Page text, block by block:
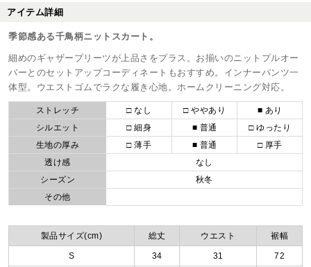
アイテム詳細
季節感ある千鳥柄ニットスカート。
細めのギャザープリーツが上品さをプラス。お揃いのニットプルオー
バーとのセットアップコーディネートもおすすめ。インナーパンツ一
体型。ウエストゴムでラクな履き心地。ホームクリーニング対応。
ストレッチ □ なし □ ややあり
■ あり
シルエット
□ 細身 ■ 普通
□ ゆったり
生地の厚み
□ 薄手 ■ 普通
□ 厚手
透け感
なし
シーズン
秋冬
その他
製品サイズ(cm) 総丈 ウエスト 裾幅
S 34 31 72